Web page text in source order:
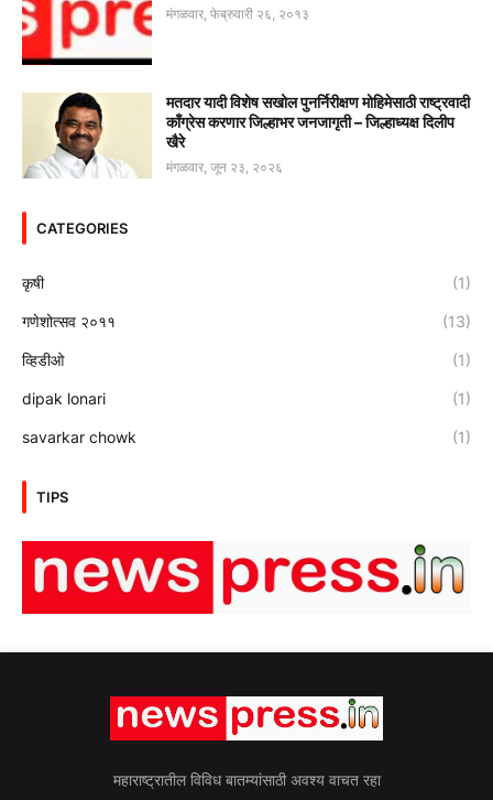
मंगळवार, फेब्रुवारी २६, २०१३
मतदार यादी विशेष सखोल पुनर्निरीक्षण मोहिमेसाठी राष्ट्रवादी
काँग्रेस करणार जिल्हाभर जनजागृती – जिल्हाध्यक्ष दिलीप
खैरे
मंगळवार, जून २३, २०२६
CATEGORIES
कृषी (1)
गणेशोत्सव २०११ (13)
व्हिडीओ (1)
dipak lonari (1)
savarkar chowk (1)
TIPS
महाराष्ट्रातील विविध बातम्यांसाठी अवश्य वाचत रहा